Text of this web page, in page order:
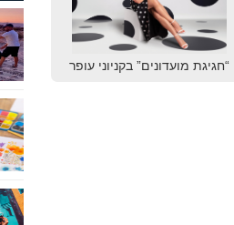
“חגיגת מועדונים” בקניוני עופר